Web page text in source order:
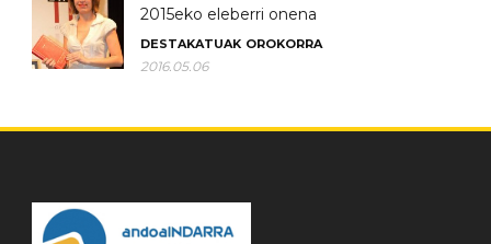
2015eko eleberri onena
DESTAKATUAK OROKORRA
2016.05.06